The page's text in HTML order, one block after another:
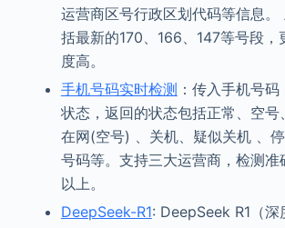
运营商区号行政区划代码等信息。
括最新的170、166、147等号段，
度高。
手机号码实时检测 ：传入手机号
状态，返回的状态包括正常、空号
在网(空号) 、关机、疑似关机 、
号码等。支持三大运营商，检测准
以上。
DeepSeek-R1: DeepSeek R1（深